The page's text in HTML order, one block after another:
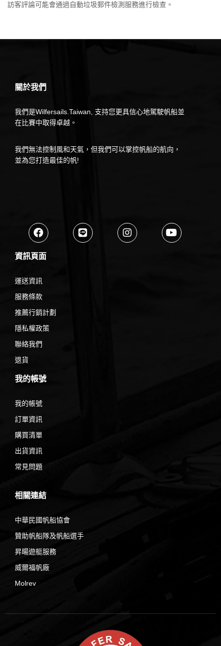
訪客評論可能會通過自動垃圾郵件檢測服務進行檢查。
關於我們
我們是Wilfersails.Taiwan, 支持您更具信心地駕駛帆船並
在比賽中取得卓越。
我們無法控制風和天氣，但我們可以掌控帆船的航向，
並為您打造最佳的帆!
資訊頁面
運送資訊
服務條款
推薦行銷計劃
隱私權政策
聯絡我們
退貨
我的帳號
我的帳號
訂單資訊
購買清單
出貨資訊
常見問題
相關連結
中華民國帆船協會
贊助帆船隊及帆船選手
昇暘遊艇服務
威爾福帆廠
Molrev